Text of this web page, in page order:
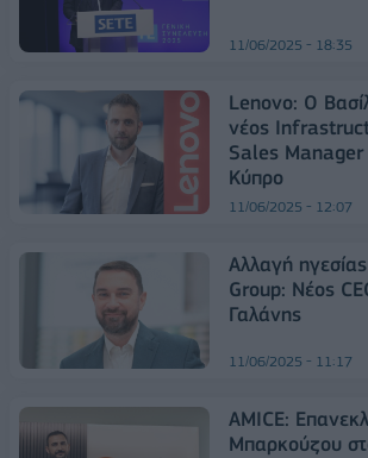
11/06/2025 - 18:35
Lenovo: Ο
νέος
Sales Manager
Κύπρο
11/06/2025 - 12:07
Αλλαγή
Group: Νέος
Γαλάνης
11/06/2025 - 11:17
AMICE:
Μπαρκούζου